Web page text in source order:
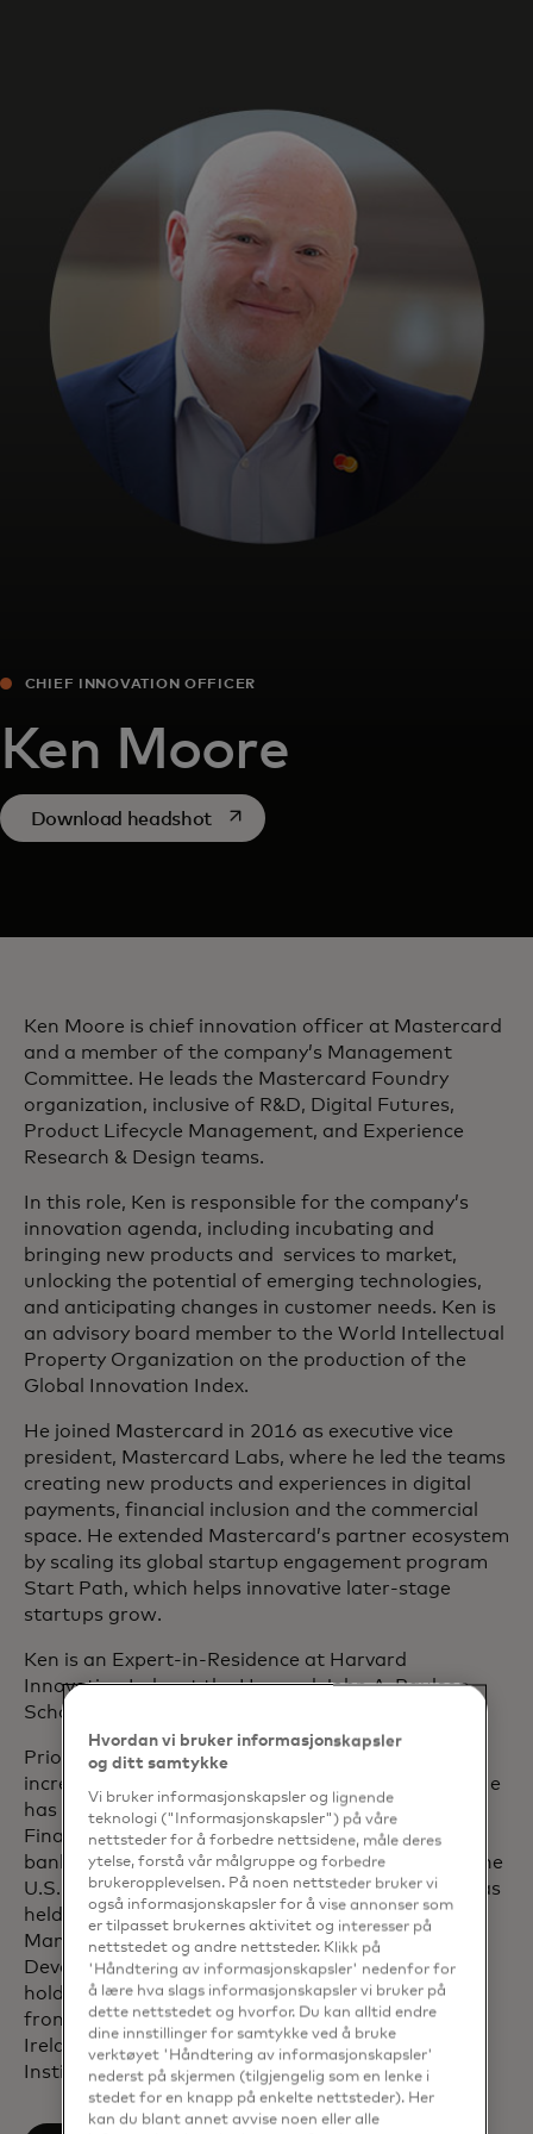
For bedrifter
For verden
For innovatører
Nyheter og trender
CHIEF INNOVATION OFFICER
Ken Moore
Download headshotopens in a new tab
Ken Moore is chief innovation officer at Mastercard
and a member of the company’s Management
Committee. He leads the Mastercard Foundry
organization, inclusive of R&D, Digital Futures,
Product Lifecycle Management, and Experience
Research & Design teams.
In this role, Ken is responsible for the company’s
innovation agenda, including incubating and
bringing new products and services to market,
unlocking the potential of emerging technologies,
and anticipating changes in customer needs. Ken is
an advisory board member to the World Intellectual
Property Organization on the production of the
Global Innovation Index.
He joined Mastercard in 2016 as executive vice
president, Mastercard Labs, where he led the teams
creating new products and experiences in digital
payments, financial inclusion and the commercial
space. He extended Mastercard’s partner ecosystem
by scaling its global startup engagement program
Start Path, which helps innovative later-stage
startups grow.
Ken is an Expert-in-Residence at Harvard
Innovation Labs at the Harvard John A. Paulson
School of Engineering and Applied Sciences.
Prior to joining Mastercard, Ken held roles of
increasing seniority at Citi, Accenture and Misys. He
has over 25 years of experience in International
Financial Services across retail and corporate
banking and has worked extensively throughout the
U.S., Latin America, Europe, Asia and Africa. He has
held executive leadership roles in Product
Management, Technology Delivery, Business
Development, and Strategy and Innovation. Ken
holds a BSc in Commercial Computer Applications
from the Institute of Technology in Waterford,
Ireland, and is a certified Board Director with the
Institute of Directors.
Hvordan vi bruker informasjonskapsler
og ditt samtykke
Vi bruker informasjonskapsler og lignende
teknologi ("Informasjonskapsler") på våre
nettsteder for å forbedre nettsidene, måle deres
ytelse, forstå vår målgruppe og forbedre
brukeropplevelsen. På noen nettsteder bruker vi
også informasjonskapsler for å vise annonser som
er tilpasset brukernes aktivitet og interesser på
nettstedet og andre nettsteder. Klikk på
'Håndtering av informasjonskapsler' nedenfor for
å lære hva slags informasjonskapsler vi bruker på
dette nettstedet og hvorfor. Du kan alltid endre
dine innstillinger for samtykke ved å bruke
verktøyet 'Håndtering av informasjonskapsler'
nederst på skjermen (tilgjengelig som en lenke i
stedet for en knapp på enkelte nettsteder). Her
kan du blant annet avvise noen eller alle